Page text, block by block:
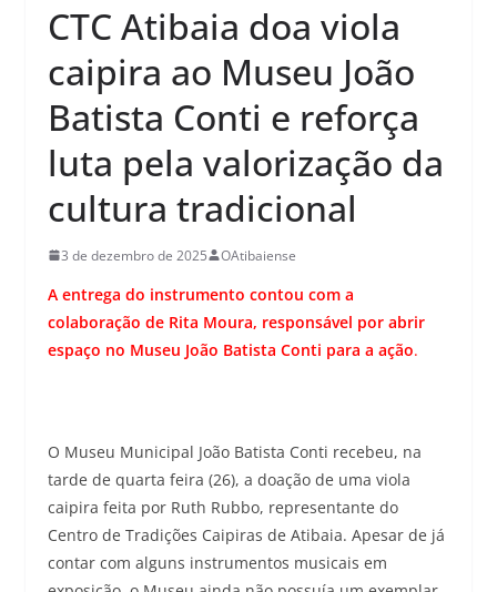
CTC Atibaia doa viola
caipira ao Museu João
Batista Conti e reforça
luta pela valorização da
cultura tradicional
3 de dezembro de 2025 OAtibaiense
A entrega do instrumento contou com a
colaboração de Rita Moura, responsável por abrir
espaço no Museu João Batista Conti para a ação.
O Museu Municipal João Batista Conti recebeu, na
tarde de quarta feira (26), a doação de uma viola
caipira feita por Ruth Rubbo, representante do
Centro de Tradições Caipiras de Atibaia. Apesar de já
contar com alguns instrumentos musicais em